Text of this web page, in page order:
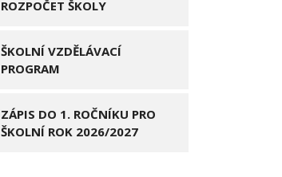
ROZPOČET ŠKOLY
ŠKOLNÍ VZDĚLÁVACÍ
PROGRAM
ZÁPIS DO 1. ROČNÍKU PRO
ŠKOLNÍ ROK 2026/2027